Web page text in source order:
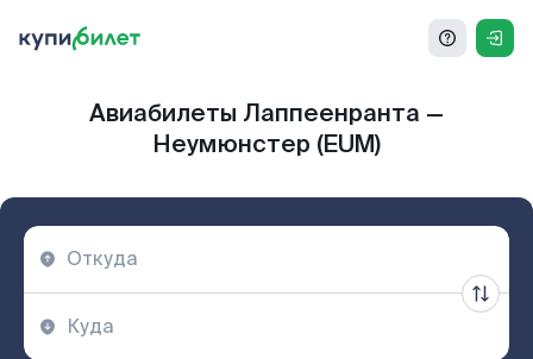
Авиабилеты Лаппеенранта —
Неумюнстер (EUM)